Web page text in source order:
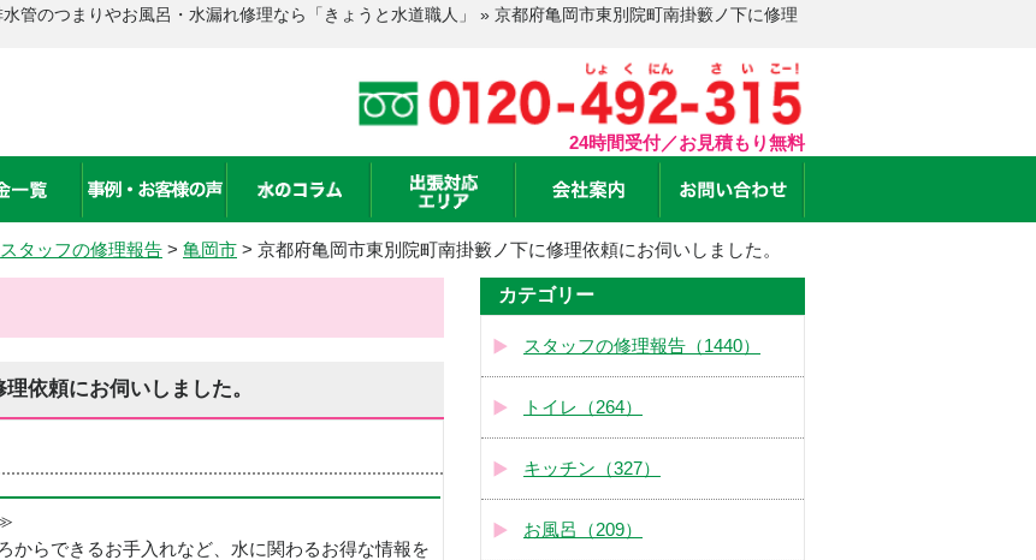
管のつまりやお風呂・水漏れ修理なら「きょうと水道職人」 » 京都府亀岡市東別院町南掛籔ノ下に修理
24時間受付／お見積もり無料
スタッフの修理報告 > 亀岡市 > 京都府亀岡市東別院町南掛籔ノ下に修理依頼にお伺いしました。
依頼にお伺いしました。
からできるお手入れなど、水に関わるお得な情報を
カテゴリー
スタッフの修理報告（1440）
トイレ（264）
キッチン（327）
お風呂（209）